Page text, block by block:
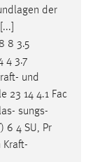
der
8 3.5
4 3.7
und
23 14 4.1 Fac
sungs-
6 4 SU, Pr
Kraft-